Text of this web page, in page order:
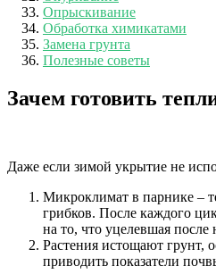
Опрыскивание
Обработка химикатами
Замена грунта
Полезные советы
Зачем готовить
Даже если зимой укрытие не
Микроклимат в парнике –
грибков. После каждого
на то, что уцелевшая
Растения истощают грунт,
приводить показатели